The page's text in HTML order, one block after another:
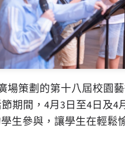
策劃的第十八屆校園
期間，4月3日至4日及4
生參與，讓學生在輕鬆